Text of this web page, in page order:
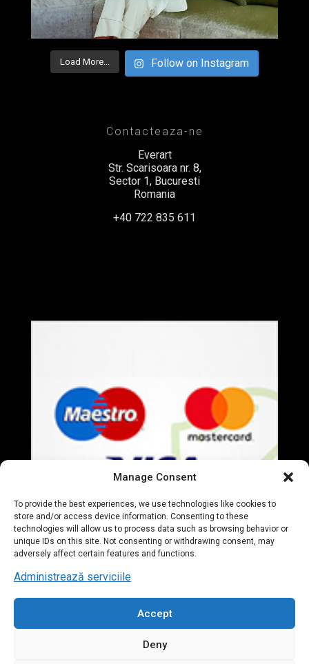
Manage Consent
To provide the best experiences, we use technologies like cookies to
store and/or access device information. Consenting to these
technologies will allow us to process data such as browsing behavior or
unique IDs on this site. Not consenting or withdrawing consent, may
adversely affect certain features and functions.
Administrează serviciile
Accept
Deny
Load More... Follow on Instagram
Contacteaza-ne
Everart
Str. Scarisoara nr. 8,
Sector 1, Bucuresti
Romania
+40 722 835 611
© 2020 Everart Mobila. All Rights Reserved. designed by
Tudor Deleanu